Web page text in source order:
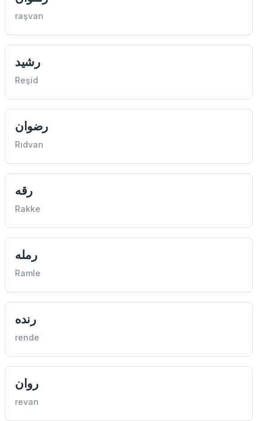
raşvan
رشيد
Reşid
رضوان
Rıdvan
رقه
Rakke
رمله
Ramle
رنده
rende
روان
revan